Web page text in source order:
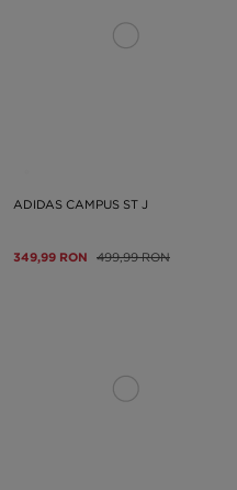
ADIDAS CAMPUS ST J
349,99 RON 499,99 RON